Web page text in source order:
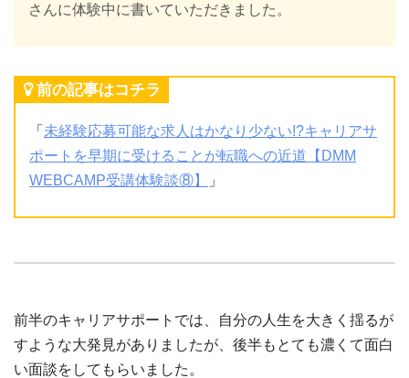
さんに体験中に書いていただきました。
前の記事はコチラ
「 未経験応募可能な求人はかなり少ない!?キャリアサ
ポートを早期に受けることが転職への近道【DMM
WEBCAMP受講体験談⑧】
」
前半のキャリアサポートでは、自分の人生を大きく揺るが
すような大発見がありましたが、後半もとても濃くて面白
い面談をしてもらいました。